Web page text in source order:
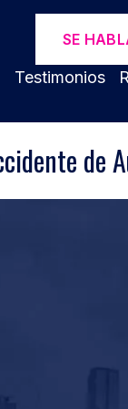
SE
Testimonios
de